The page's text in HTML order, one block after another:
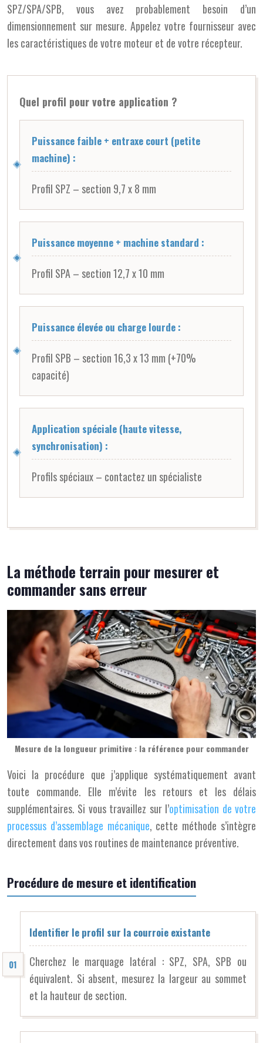
SPZ/SPA/SPB, vous avez probablement besoin d’un
dimensionnement sur mesure. Appelez votre fournisseur avec
les caractéristiques de votre moteur et de votre récepteur.
Quel profil pour votre application ?
Puissance faible + entraxe court (petite
machine) :
Profil SPZ – section 9,7 x 8 mm
Puissance moyenne + machine standard :
Profil SPA – section 12,7 x 10 mm
Puissance élevée ou charge lourde :
Profil SPB – section 16,3 x 13 mm (+70%
capacité)
Application spéciale (haute vitesse,
synchronisation) :
Profils spéciaux – contactez un spécialiste
La méthode terrain pour mesurer et
commander sans erreur
Mesure de la longueur primitive : la référence pour commander
Voici la procédure que j’applique systématiquement avant
toute commande. Elle m’évite les retours et les délais
supplémentaires. Si vous travaillez sur l’optimisation de votre
processus d’assemblage mécanique, cette méthode s’intègre
directement dans vos routines de maintenance préventive.
Procédure de mesure et identification
Identifier le profil sur la courroie existante
Cherchez le marquage latéral : SPZ, SPA, SPB ou
équivalent. Si absent, mesurez la largeur au sommet
et la hauteur de section.